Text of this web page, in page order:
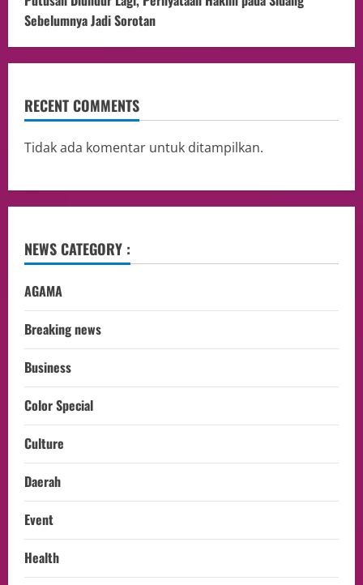
Sebelumnya Jadi Sorotan
RECENT COMMENTS
Tidak ada komentar untuk ditampilkan.
NEWS CATEGORY :
AGAMA
Breaking news
Business
Color Special
Culture
Daerah
Event
Health